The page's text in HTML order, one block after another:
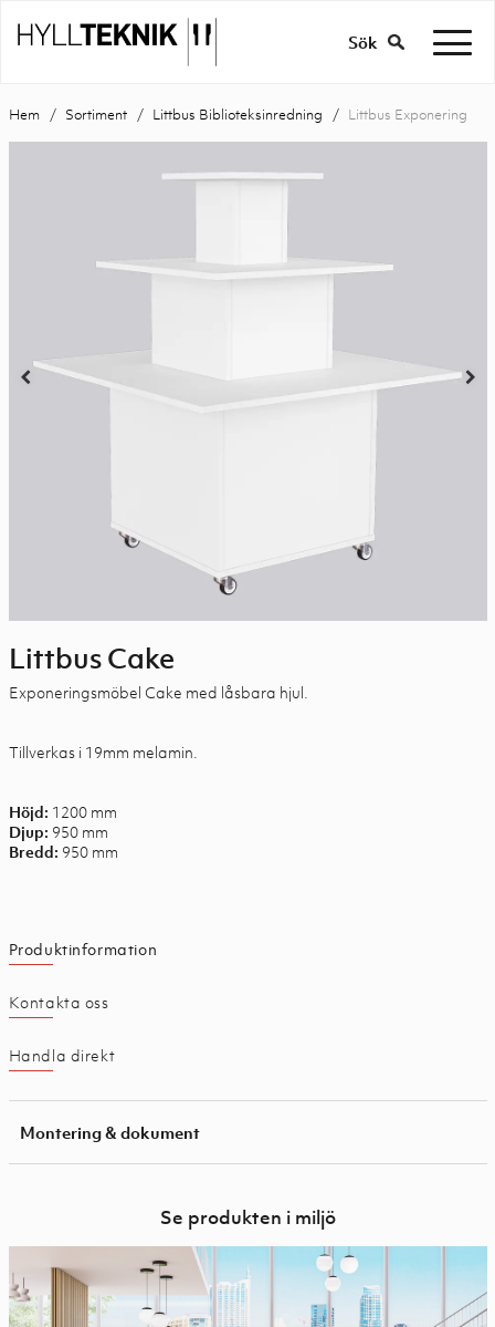
Sök
Hem Sortiment Littbus Biblioteksinredning Littbus Exponering
Littbus Cake
Exponeringsmöbel Cake med låsbara hjul.
Tillverkas i 19mm melamin.
Höjd: 1200 mm
Djup: 950 mm
Bredd: 950 mm
Produktinformation
Kontakta oss
Handla direkt
Montering & dokument
Se produkten i miljö